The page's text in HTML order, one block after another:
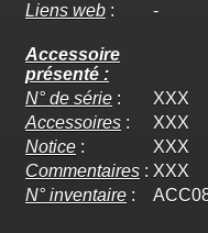
Liens web : -
Accessoire
présenté :
N° de série :
XXX
Accessoires :
XXX
Notice :
XXX
Commentaires : XXX
N° inventaire :